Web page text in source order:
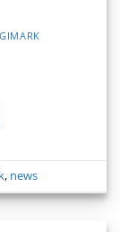
, news